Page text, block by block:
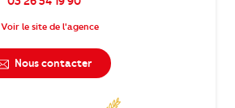
Voir le site de l'agence
Nous contacter